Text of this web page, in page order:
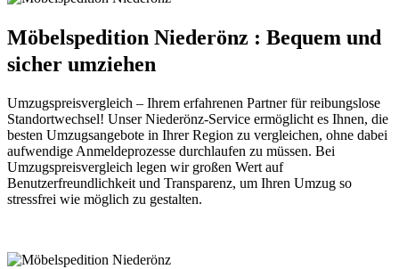
Möbelspedition Niederönz : Bequem und
sicher umziehen
Umzugspreisvergleich – Ihrem erfahrenen Partner für reibungslose
Standortwechsel! Unser Niederönz-Service ermöglicht es Ihnen, die
besten Umzugsangebote in Ihrer Region zu vergleichen, ohne dabei
aufwendige Anmeldeprozesse durchlaufen zu müssen. Bei
Umzugspreisvergleich legen wir großen Wert auf
Benutzerfreundlichkeit und Transparenz, um Ihren Umzug so
stressfrei wie möglich zu gestalten.